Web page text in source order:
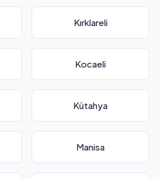
Kırklareli
Kocaeli
Kütahya
Manisa